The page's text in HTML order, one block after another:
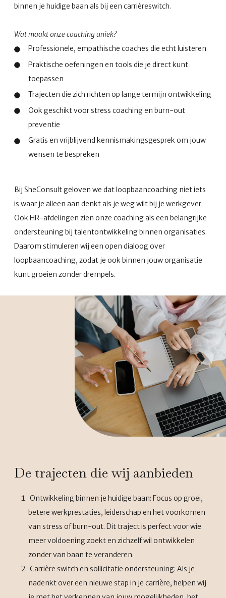
binnen je huidige baan als bij een carrièreswitch.
Wat maakt onze coaching uniek?
Professionele, empathische coaches die echt luisteren
Praktische oefeningen en tools die je direct kunt
toepassen
Trajecten die zich richten op lange termijn ontwikkeling
Ook geschikt voor stress coaching en burn-out
preventie
Gratis en vrijblijvend kennismakingsgesprek om jouw
wensen te bespreken
Bij SheConsult geloven we dat loopbaancoaching niet iets
is waar je alleen aan denkt als je weg wilt bij je werkgever.
Ook HR-afdelingen zien onze coaching als een belangrijke
ondersteuning bij talentontwikkeling binnen organisaties.
Daarom stimuleren wij een open dialoog over
loopbaancoaching, zodat je ook binnen jouw organisatie
kunt groeien zonder drempels.
De trajecten die wij aanbieden
Ontwikkeling binnen je huidige baan: Focus op groei,
betere werkprestaties, leiderschap en het voorkomen
van stress of burn-out. Dit traject is perfect voor wie
meer voldoening zoekt en zichzelf wil ontwikkelen
zonder van baan te veranderen.
Carrière switch en sollicitatie ondersteuning: Als je
nadenkt over een nieuwe stap in je carrière, helpen wij